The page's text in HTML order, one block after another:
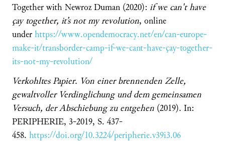
Together with Newroz Duman (2020): if we can't have
çay together, it’s not my revolution, online
underhttps://www.opendemocracy.net/en/can-europe-
make-it/transborder-camp-if-we-cant-have-çay-together-
its-not-my-revolution/
Verkohltes Papier. Von einer brennenden Zelle,
gewaltvoller Verdinglichung und dem gemeinsamen
Versuch, der Abschiebung zu entgehen (2019). In:
PERIPHERIE, 3-2019, S. 437-
458. https://doi.org/10.3224/peripherie.v39i3.06